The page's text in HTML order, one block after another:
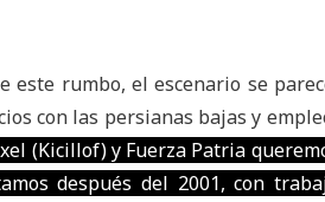
este rumbo, el escenario se
con las persianas bajas y
(Kicillof) y Fuerza Patria
después del 2001, con